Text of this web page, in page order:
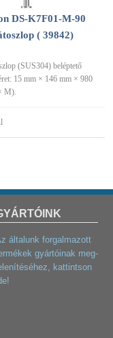
DS-K7F01-M-90
( 39842)
(SUS304) beléptető
15 mm × 146 mm × 980
M).
általunk forgalmazott
gyártóinak meg-
kattintson